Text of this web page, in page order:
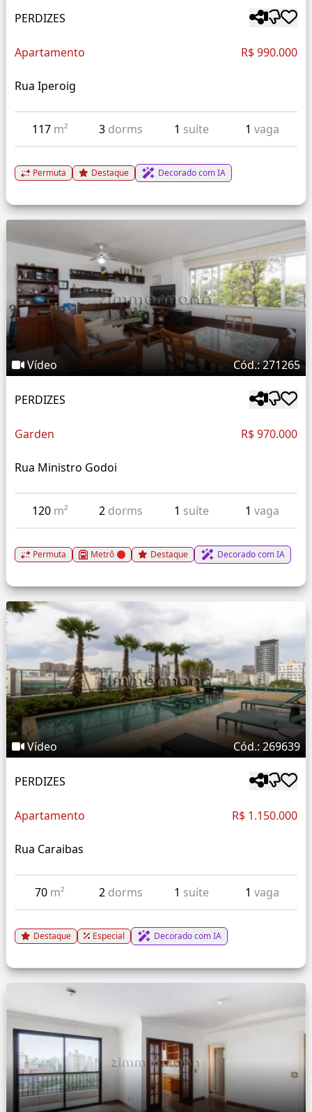
PERDIZES
Apartamento R$ 990.000
Rua Iperoig
117 m² 3 dorms 1 suíte 1 vaga
Permuta Destaque Decorado com IA
Vídeo Cód.: 271265
PERDIZES
Garden R$ 970.000
Rua Ministro Godoi
120 m² 2 dorms 1 suíte 1 vaga
Permuta Metrô Destaque Decorado com IA
Vídeo Cód.: 269639
PERDIZES
Apartamento R$ 1.150.000
Rua Caraibas
70 m² 2 dorms 1 suíte 1 vaga
Destaque Especial Decorado com IA